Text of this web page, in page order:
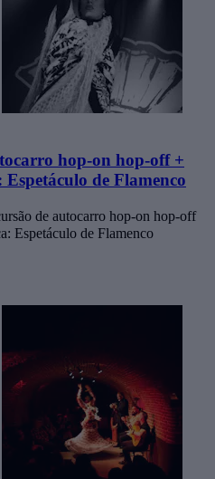
hop-on hop-off +
de Flamenco
de autocarro hop-on hop-off
Espetáculo de Flamenco